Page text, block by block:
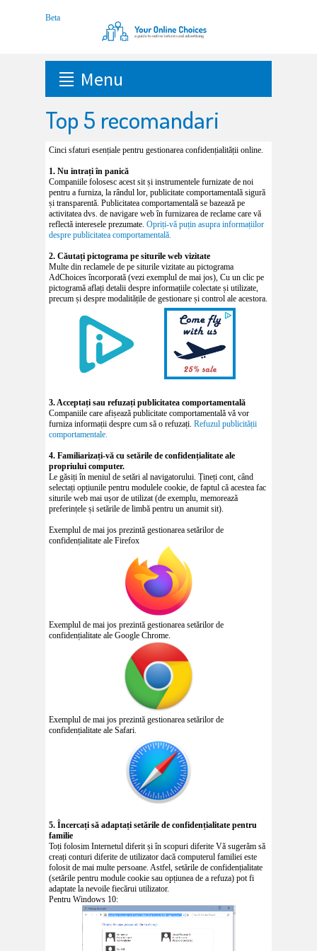
Menu
Top 5 recomandari
Cinci sfaturi esențiale pentru gestionarea confidențialității online.
1. Nu intrați în panică
Companiile folosesc acest sit și instrumentele furnizate de noi
pentru a furniza, la rândul lor, publicitate comportamentală sigură
și transparentă. Publicitatea comportamentală se bazează pe
activitatea dvs. de navigare web în furnizarea de reclame care vă
reflectă interesele prezumate. Opriți-vă puțin asupra informațiilor
despre publicitatea comportamentală.
2. Căutați pictograma pe siturile web vizitate
Multe din reclamele de pe siturile vizitate au pictograma
AdChoices încorporată (vezi exemplul de mai jos), Cu un clic pe
pictogramă aflați detalii despre informațiile colectate și utilizate,
precum și despre modalitățile de gestionare și control ale acestora.
3. Acceptați sau refuzați publicitatea comportamentală
Companiile care afișează publicitate comportamentală vă vor
furniza informații despre cum să o refuzați. Refuzul publicității
comportamentale.
4. Familiarizați-vă cu setările de confidențialitate ale
propriului computer.
Le găsiți în meniul de setări al navigatorului. Țineți cont, când
selectați opțiunile pentru modulele cookie, de faptul că acestea fac
siturile web mai ușor de utilizat (de exemplu, memorează
preferințele și setările de limbă pentru un anumit sit).
Exemplul de mai jos prezintă gestionarea setărilor de
confidențialitate ale Firefox
Exemplul de mai jos prezintă gestionarea setărilor de
confidențialitate ale Google Chrome.
Exemplul de mai jos prezintă gestionarea setărilor de
confidențialitate ale Safari.
5. Încercați să adaptați setările de confidențialitate pentru
familie
Toți folosim Internetul diferit și în scopuri diferite Vă sugerăm să
creați conturi diferite de utilizator dacă computerul familiei este
folosit de mai multe persoane. Astfel, setările de confidențialitate
(setările pentru module cookie sau opțiunea de a refuza) pot fi
adaptate la nevoile fiecărui utilizator.
Pentru Windows 10: